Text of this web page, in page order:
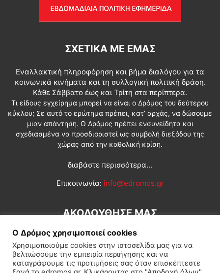
ΣΧΕΤΙΚΆ ΜΕ ΕΜΆΣ
Εναλλακτική πληροφόρηση και βήμα διαλόγου για τα
κοινωνικά κινήματα και τη συλλογική πολιτική δράση.
Κάθε Σάββατο έως και Τρίτη στα περίπτερα.
Τι είδους εγχείρημα μπορεί να είναι ο Δρόμος του δεύτερου
κύκλου; Σε αυτό το ερώτημα πρέπει, κατ’ αρχάς, να δώσουμε
μιαν απάντηση. Ο Δρόμος πρέπει ενσυνείδητα και
σχεδιασμένα να προσδιοριστεί ως συμβολή διεξόδου της
χώρας από την καθολική κρίση.
διαβάστε περισσότερα...
Επικοινωνία: info@edromos.gr
ΑΚΟΛΟΥΘΗΣΕ ΜΑΣ
Ο Δρόμος χρησιμοποιεί cookies
Χρησιμοποιούμε cookies στην ιστοσελίδα μας για να
βελτιώσουμε την εμπειρία περιήγησης και να
καταγράφουμε τις προτιμήσεις σας όταν επισκέπτεστε